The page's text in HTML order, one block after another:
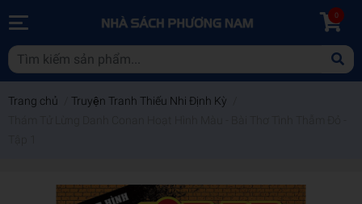
0
Trang chủ Truyện Tranh Thiếu Nhi Định Kỳ